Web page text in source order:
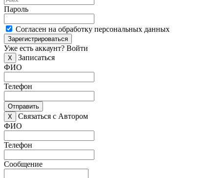
Пароль
Согласен на обработку персональных данных
Зарегистрироваться
Уже есть аккаунт? Войти
X
Записаться
ФИО
Телефон
Отправить
X
Связаться с Автором
ФИО
Телефон
Сообщение